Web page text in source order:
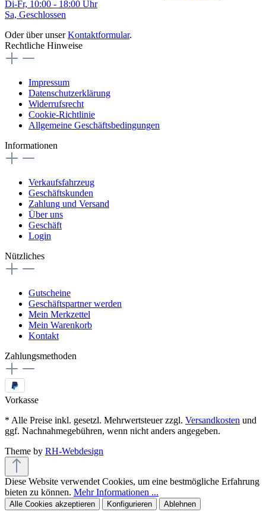
Di-Fr, 10:00 - 18:00 Uhr
Sa, Geschlossen
Oder über unserKontaktformular.
Rechtliche Hinweise
Impressum
Datenschutzerklärung
Widerrufsrecht
Cookie-Richtlinie
Allgemeine Geschäftsbedingungen
Informationen
Verkaufsfahrzeug
Geschäftskunden
Zahlung und Versand
Über uns
Geschäft
Login
Nützliches
Gutscheine
Geschäftspartner werden
Mein Merkzettel
Mein Warenkorb
Kontakt
Zahlungsmethoden
Vorkasse
* Alle Preise inkl. gesetzl. Mehrwertsteuer zzgl. Versandkosten und
ggf. Nachnahmegebühren, wenn nicht anders angegeben.
Theme by RH-Webdesign
Diese Website verwendet Cookies, um eine bestmögliche Erfahrung
bieten zu können. Mehr Informationen ...
Alle Cookies akzeptieren Konfigurieren Ablehnen